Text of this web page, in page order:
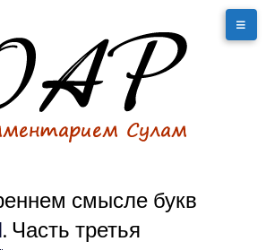
смысле букв
.Часть третья